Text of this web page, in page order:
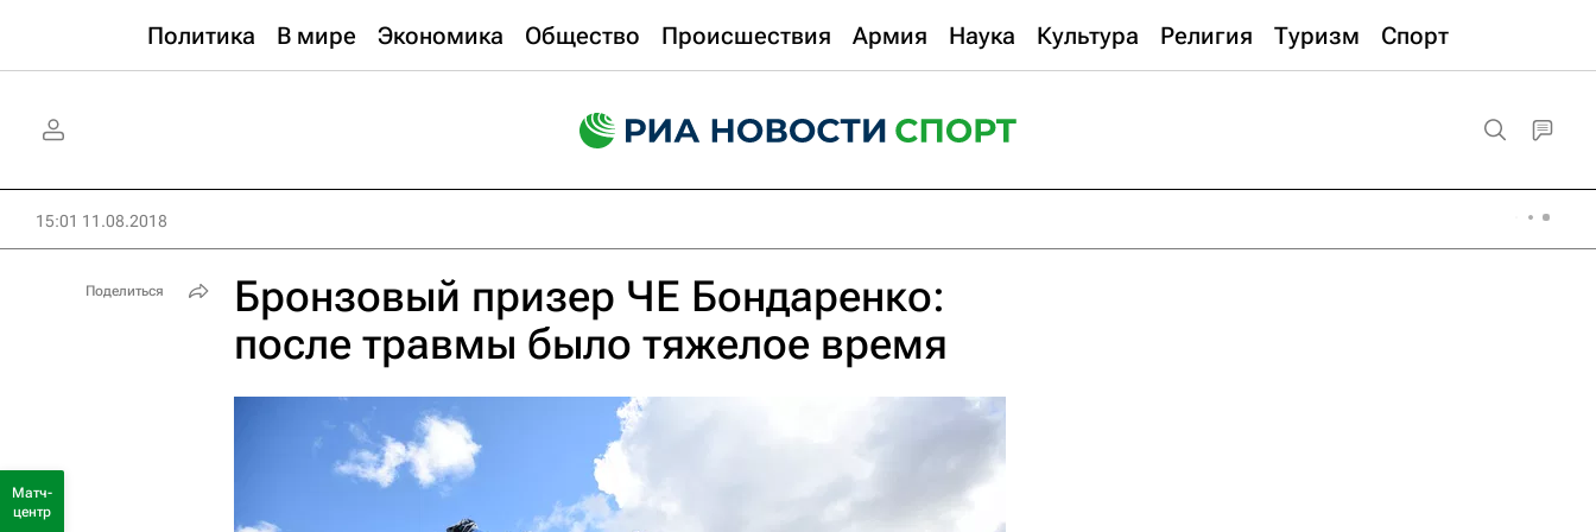
Политика В мире Экономика Общество Происшествия Армия Наука Культура Религия Туризм Спорт
15:01 11.08.2018
Бронзовый призер ЧЕ Бондаренко:
после травмы было тяжелое время
Поделиться
Матч-
центр